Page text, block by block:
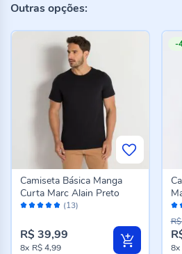
Outras opções:
Avaliação: (13)
Camiseta Básica Manga
Curta Marc Alain Preto
R$ 39,99
8x R$ 4,99
-
8x